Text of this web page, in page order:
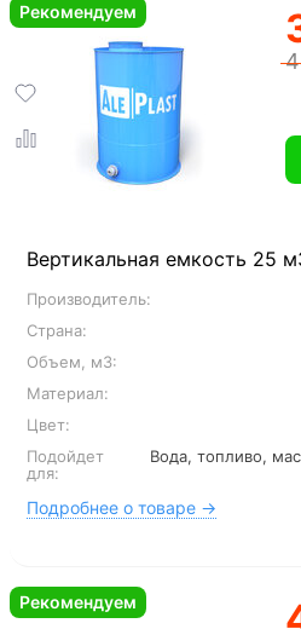
Вертикальная емкость 25
Производитель:
Страна:
Объем, м3:
Материал:
Цвет:
Подойдет
для:
Вода, топливо,
Подробнее о товаре →
Рекомендуем
Рекомендуем